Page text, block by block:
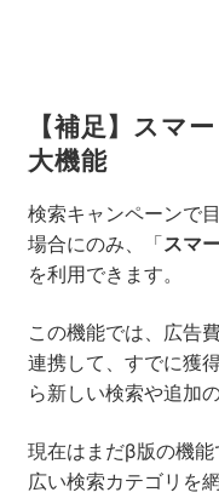
【補足】スマ
大機能
検索キャンペーンで
場合にのみ、「スマ
を利用できます。
この機能では、広告
連携して、すでに獲
ら新しい検索や追加
現在はまだβ版の機
広い検索カテゴリを